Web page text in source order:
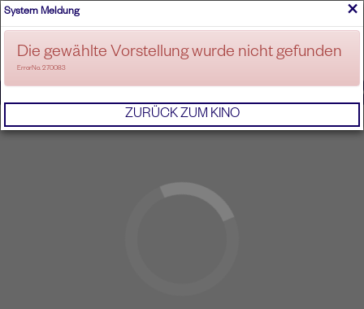
ANMELDEN
×
System Meldung
Die gewählte Vorstellung wurde nicht gefunden
ErrorNo. 270083
ZURÜCK ZUM KINO